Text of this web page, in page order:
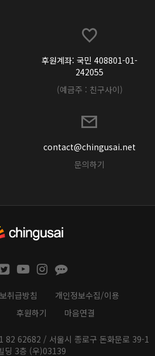
후원계좌: 국민 408801-01-
242055
(예금주 : 친구사이)
contact@chingusai.net
문의하기
취급방침
개인정보수집/이용
후원하기 마음연결
82 62682 / 서울시 종로구 돈화문로 39-1
딩 3층 (우)03139